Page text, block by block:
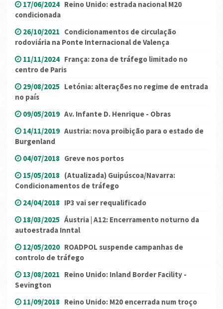
17/06/2024 Reino Unido: estrada nacional M20
condicionada
26/10/2021 Condicionamentos de circulação
rodoviária na Ponte Internacional de Valença
11/11/2024 França: zona de tráfego limitado no
centro de Paris
29/08/2025 Letónia: alterações no regime de entrada
no país
09/05/2019 Av. Infante D. Henrique - Obras
14/11/2019 Austria: nova proibição para o estado de
Burgenland
04/07/2018 Greve nos portos
15/05/2018 (Atualizada) Guipúscoa/Navarra:
Condicionamentos de tráfego
24/04/2018 IP3 vai ser requalificado
18/03/2025 Áustria | A12: Encerramento noturno da
autoestrada Inntal
12/05/2020 ROADPOL suspende campanhas de
controlo de tráfego
13/08/2021 Reino Unido: Inland Border Facility -
Sevington
11/09/2018 Reino Unido: M20 encerrada num troço